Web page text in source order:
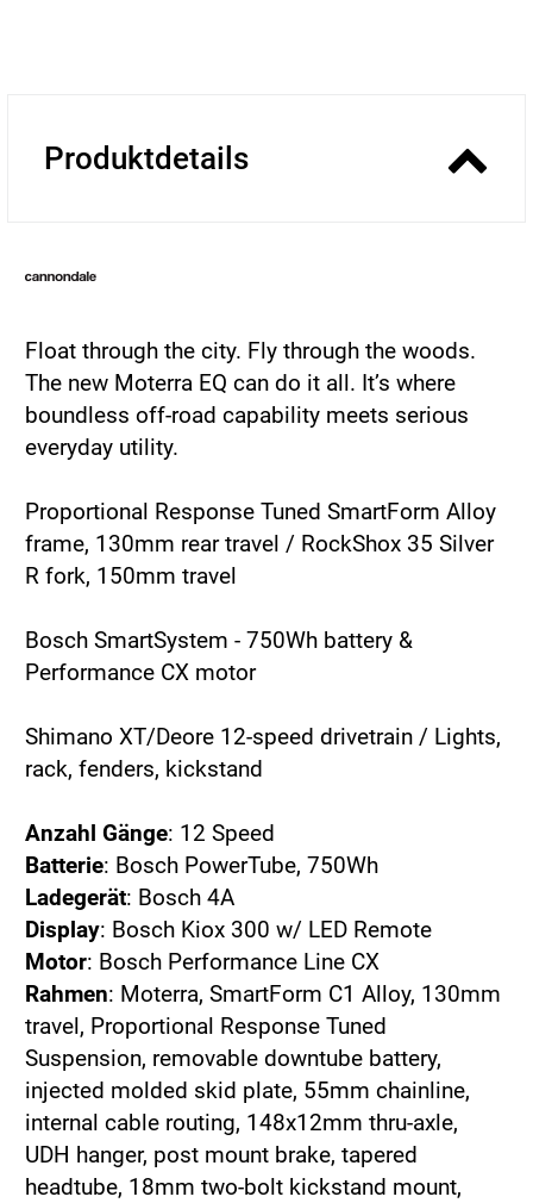
Produktdetails
Float through the city. Fly through the woods.
The new Moterra EQ can do it all. It’s where
boundless off-road capability meets serious
everyday utility.
Proportional Response Tuned SmartForm Alloy
frame, 130mm rear travel / RockShox 35 Silver
R fork, 150mm travel
Bosch SmartSystem - 750Wh battery &
Performance CX motor
Shimano XT/Deore 12-speed drivetrain / Lights,
rack, fenders, kickstand
Anzahl Gänge: 12 Speed
Batterie: Bosch PowerTube, 750Wh
Ladegerät: Bosch 4A
Display: Bosch Kiox 300 w/ LED Remote
Motor: Bosch Performance Line CX
Rahmen: Moterra, SmartForm C1 Alloy, 130mm
travel, Proportional Response Tuned
Suspension, removable downtube battery,
injected molded skid plate, 55mm chainline,
internal cable routing, 148x12mm thru-axle,
UDH hanger, post mount brake, tapered
headtube, 18mm two-bolt kickstand mount,